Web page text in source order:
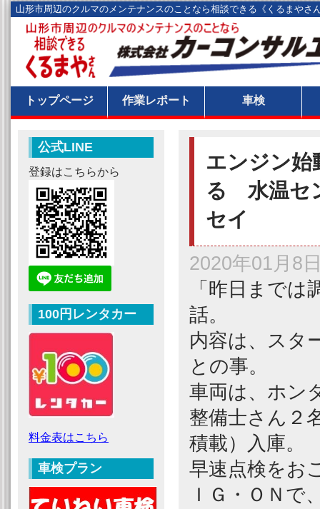
山形市周辺のクルマのメンテナンスのことなら相談できる《くるまや
トップページ 作業レポート 車検
エンジン
る 水温セ
セイ
2020年01月8
「昨日まで
話。
内容は、スタ
との事。
車両は、ホン
整備士さん２
積載）入庫。
早速点検をお
ＩＧ・ＯＮで
公式LINE
登録はこちらから
100円レンタカー
料金表はこちら
車検プラン